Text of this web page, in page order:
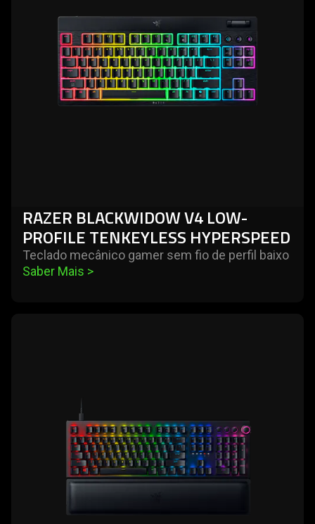
tenkeyless
hyperspeed
RAZER BLACKWIDOW V4 LOW-
PROFILE TENKEYLESS HYPERSPEED
Teclado mecânico gamer sem fio de perfil baixo
Saber Mais >